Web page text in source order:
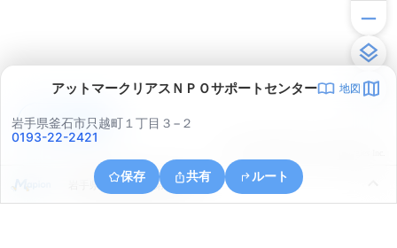
アットマークリアスＮＰＯサポートセンター 地図
岩手県釜石市只越町１丁目３−２
0193-22-2421
保存 共有 ルート
岩手県釜石市釜石第５地割
アプリで見る